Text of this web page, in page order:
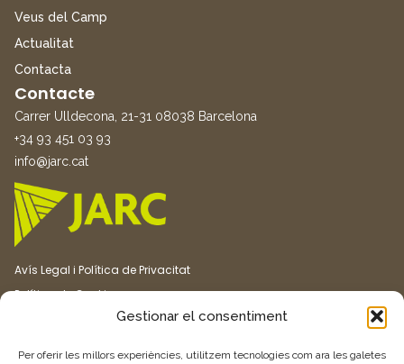
Gestionar el consentiment
Per oferir les millors experiències, utilitzem tecnologies com ara les galetes
Veus del Camp
Actualitat
Contacta
Contacte
Carrer Ulldecona, 21-31 08038 Barcelona
+34 93 451 03 93
info@jarc.cat
Avís Legal i Política de Privacitat
Política de Cookies